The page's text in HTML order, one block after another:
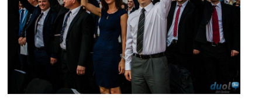
Kiemelt ösztöndíjak
Nemzetközi Lehetőségek
Szolgáltatások
K+F+I
Átjelentkezőknek
Kapcsolat
Együttműködő partnereink